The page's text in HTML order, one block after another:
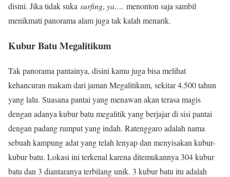
disini. Jika tidak suka surfing, ya…. menonton saja sambil
menikmati panorama alam juga tak kalah menarik.
Kubur Batu Megalitikum
Tak panorama pantainya, disini kamu juga bisa melihat
kehancuran makam dari jaman Megalitikum, sekitar 4.500 tahun
yang lalu. Suasana pantai yang menawan akan terasa magis
dengan adanya kubur batu megalitik yang berjajar di sisi pantai
dengan padang rumput yang indah. Ratenggaro adalah nama
sebuah kampung adat yang telah lenyap dan menyisakan kubur-
kubur batu. Lokasi ini terkenal karena ditemukannya 304 kubur
batu dan 3 diantaranya terbilang unik. 3 kubur batu itu adalah